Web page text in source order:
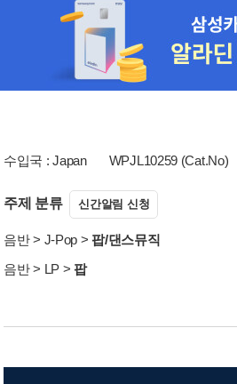
수입국 : Japan WPJL10259 (Cat.No)
주제 분류 신간알림 신청
음반> J-Pop > 팝/댄스뮤직
음반> LP> 팝